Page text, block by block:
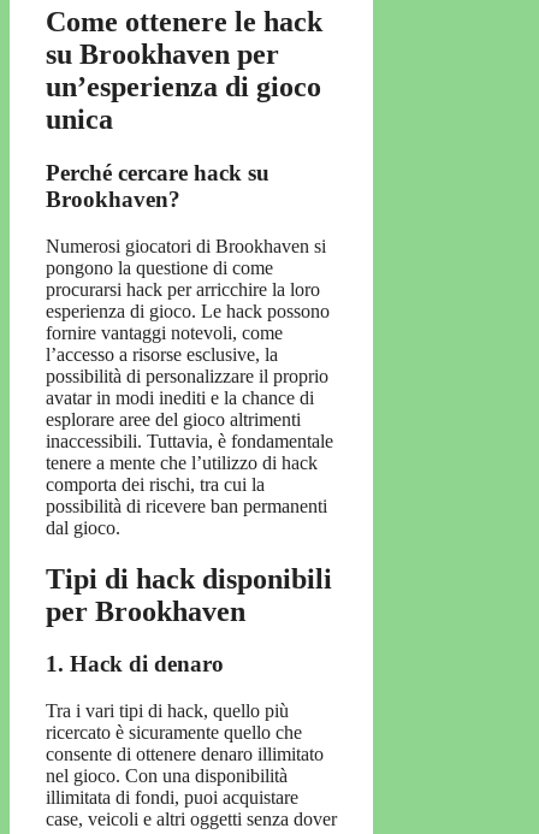
Come ottenere le hack
su Brookhaven per
un’esperienza di gioco
unica
Perché cercare hack su
Brookhaven?
Numerosi giocatori di Brookhaven si
pongono la questione di come
procurarsi hack per arricchire la loro
esperienza di gioco. Le hack possono
fornire vantaggi notevoli, come
l’accesso a risorse esclusive, la
possibilità di personalizzare il proprio
avatar in modi inediti e la chance di
esplorare aree del gioco altrimenti
inaccessibili. Tuttavia, è fondamentale
tenere a mente che l’utilizzo di hack
comporta dei rischi, tra cui la
possibilità di ricevere ban permanenti
dal gioco.
Tipi di hack disponibili
per Brookhaven
1. Hack di denaro
Tra i vari tipi di hack, quello più
ricercato è sicuramente quello che
consente di ottenere denaro illimitato
nel gioco. Con una disponibilità
illimitata di fondi, puoi acquistare
case, veicoli e altri oggetti senza dover